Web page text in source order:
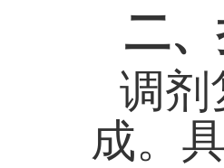
二
调剂
成。